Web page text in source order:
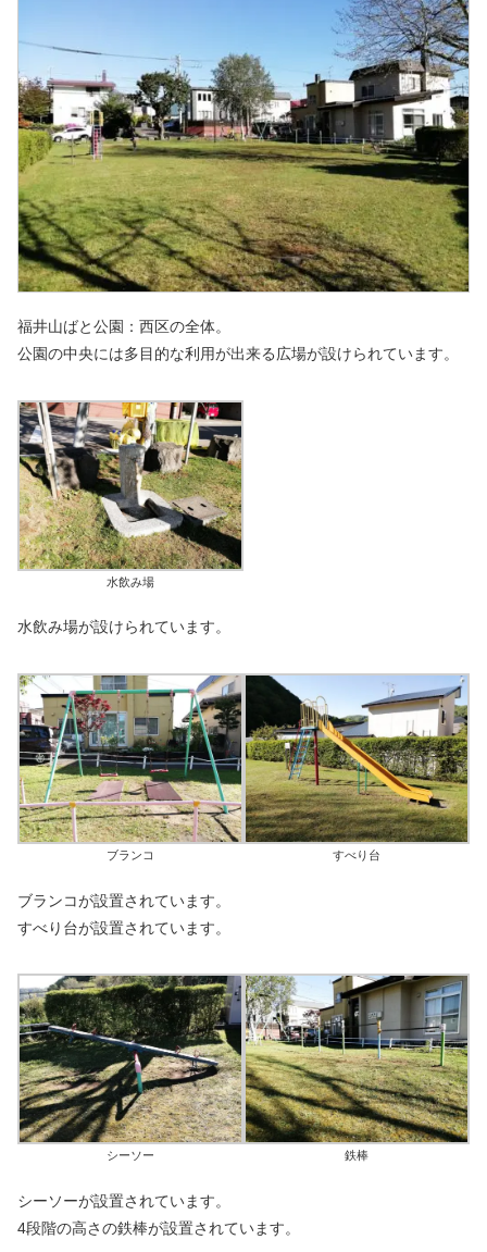
福井山ばと公園：西区の全体。
公園の中央には多目的な利用が出来る広場が設けられています。
水飲み場
水飲み場が設けられています。
ブランコ すべり台
ブランコが設置されています。
すべり台が設置されています。
シーソー 鉄棒
シーソーが設置されています。
4段階の高さの鉄棒が設置されています。